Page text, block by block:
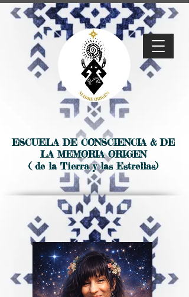
ESCUELA DE CONSCIENCIA & DE
LA MEMORIA ORIGEN
( de la Tierra y las Estrellas)